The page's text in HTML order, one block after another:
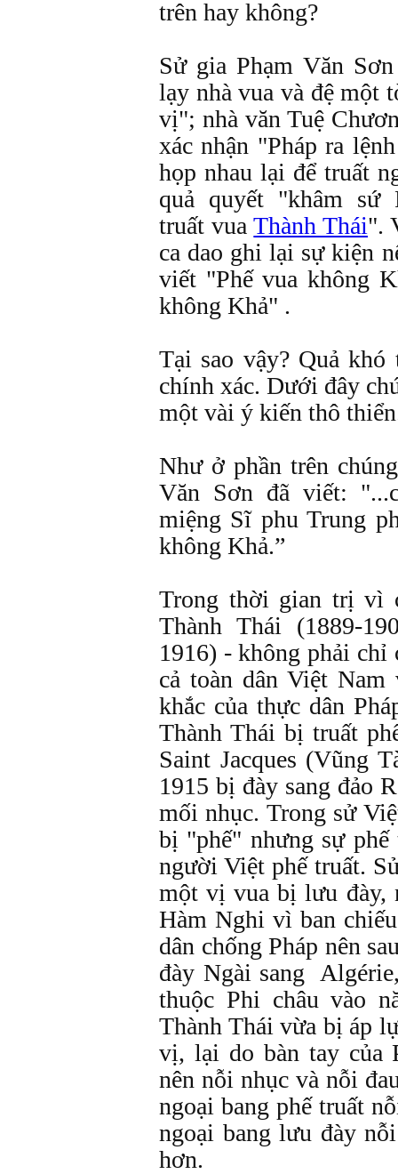
trên hay không?
Sử gia Phạm Văn
lạy nhà vua và đệ một
vị"; nhà văn Tuệ
xác nhận "Pháp ra
họp nhau lại để truất
quả quyết "khâm sứ
truất vuaThành Thái".
ca dao ghi lại sự kiện
viết "Phế vua không
không Khả" .
Tại sao vậy? Quả
chính xác. Dưới đây
một vài ý kiến thô
Như ở phần trên
Văn Sơn đã viết:
miệng Sĩ phu Trung
không Khả.”
Trong thời gian trị vì
Thành Thái (1889-
1916) - không phải chỉ
cả toàn dân Việt
khắc của thực dân
Thành Thái bị truất
Saint Jacques (Vũng
1915 bị đày sang đảo
mối nhục. Trong sử
bị "phế" nhưng sự
người Việt phế truất.
một vị vua bị lưu đày,
Hàm Nghi vì ban
dân chống Pháp nên
đày Ngài sang
thuộc Phi châu vào
Thành Thái vừa bị áp
vị, lại do bàn tay của
nên nỗi nhục và nỗi
ngoại bang phế truất
ngoại bang lưu đày
hơn.